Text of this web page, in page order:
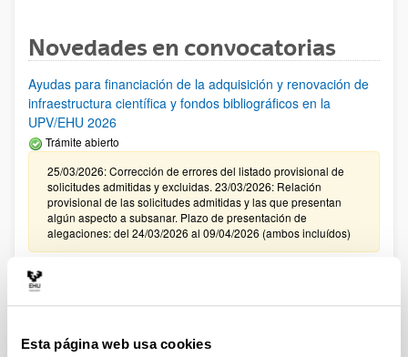
Esta página web usa cookies
Novedades en convocatorias
Ayudas para financiación de la adquisición y renovación de
infraestructura científica y fondos bibliográficos en la
UPV/EHU 2026
Trámite abierto
25/03/2026: Corrección de errores del listado provisional de
solicitudes admitidas y excluidas. 23/03/2026: Relación
provisional de las solicitudes admitidas y las que presentan
algún aspecto a subsanar. Plazo de presentación de
alegaciones: del 24/03/2026 al 09/04/2026 (ambos incluídos)
Convocatoria de ayudas para el fomento de la cultura
científica, tecnológica y de la innovación (FECYT) 2026
Plazo interno para envío documentación: propuestas